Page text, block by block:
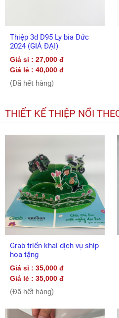
Thiệp 3d D95 Ly bia Đức
2024 (GIÁ ĐẠI)
Giá sỉ : 27,000 đ
Giá lẻ : 40,000 đ
(Đã hết hàng)
THIẾT KẾ THIỆP NỔI
Grab triển khai dịch vụ ship
hoa tặng
Giá sỉ : 35,000 đ
Giá lẻ : 35,000 đ
(Đã hết hàng)